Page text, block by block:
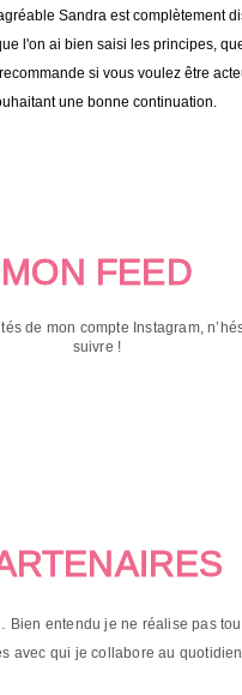
Sandra est complètement
l'on ai bien saisi les principes,
si vous voulez être
une bonne continuation.
MON FEED
de mon compte Instagram,
suivre !
entendu je ne réalise pas
avec qui je collabore au